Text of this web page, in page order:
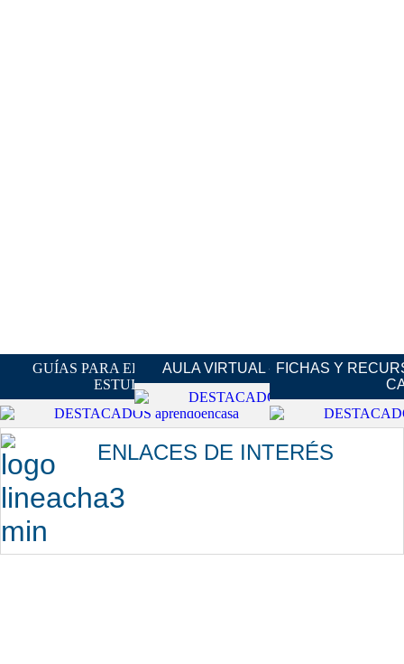
GUÍAS PARA EL DOCENTE Y EL
ESTUDIANTE
AULA VIRTUAL - "CHAMPAGNAT"
FICHAS Y
ENLACES DE INTERÉS